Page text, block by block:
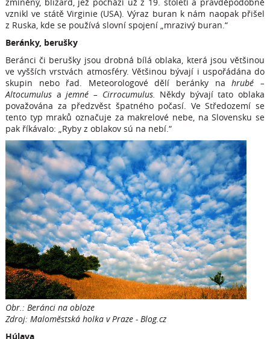
vznikl ve státě Virginie (USA). Výraz buran k nám naopak přišel
z Ruska, kde se používá slovní spojení „mrazivý buran.“
Beránky, berušky
Beránci či berušky jsou drobná bílá oblaka, která jsou většinou
ve vyšších vrstvách atmosféry. Většinou bývají i uspořádána do
skupin nebo řad. Meteorologové dělí beránky nahrubé –
Altocumulusajemné – Cirrocumulus. Někdy bývají tato oblaka
považována za předzvěst špatného počasí. Ve Středozemí se
tento typ mraků označuje za makrelové nebe, na Slovensku se
pak říkávalo: „Ryby z oblakov sú na nebí.“
Obr.: Beránci na obloze
Zdroj: Maloměstská holka v Praze - Blog.cz
Húlava